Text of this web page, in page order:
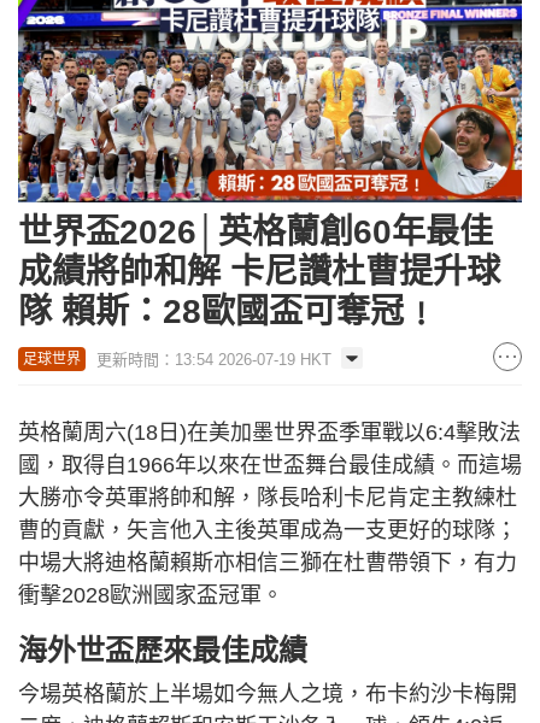
世界盃2026│英格蘭創60年最佳
成績將帥和解 卡尼讚杜曹提升球
隊 賴斯：28歐國盃可奪冠﹗
足球世界 更新時間：13:54 2026-07-19 HKT
英格蘭周六(18日)在美加墨世界盃季軍戰以6:4擊敗法
國，取得自1966年以來在世盃舞台最佳成績。而這場
大勝亦令英軍將帥和解，隊長哈利卡尼肯定主教練杜
曹的貢獻，矢言他入主後英軍成為一支更好的球隊；
中場大將迪格蘭賴斯亦相信三獅在杜曹帶領下，有力
衝擊2028歐洲國家盃冠軍。
海外世盃歷來最佳成績
今場英格蘭於上半場如今無人之境，布卡約沙卡梅開